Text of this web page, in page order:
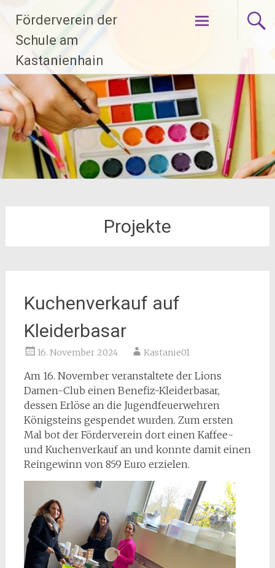
Inhalt
springen
Förderverein der
Schule am
Kastanienhain
Projekte
Kuchenverkauf auf
Kleiderbasar
16. November 2024 Kastanie01
Am 16. November veranstaltete der Lions
Damen-Club einen Benefiz-Kleiderbasar,
dessen Erlöse an die Jugendfeuerwehren
Königsteins gespendet wurden. Zum ersten
Mal bot der Förderverein dort einen Kaffee-
und Kuchenverkauf an und konnte damit einen
Reingewinn von 859 Euro erzielen.